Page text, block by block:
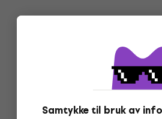
Samtykke til bruk av